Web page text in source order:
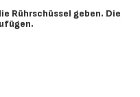
Rührschüssel geben. Die